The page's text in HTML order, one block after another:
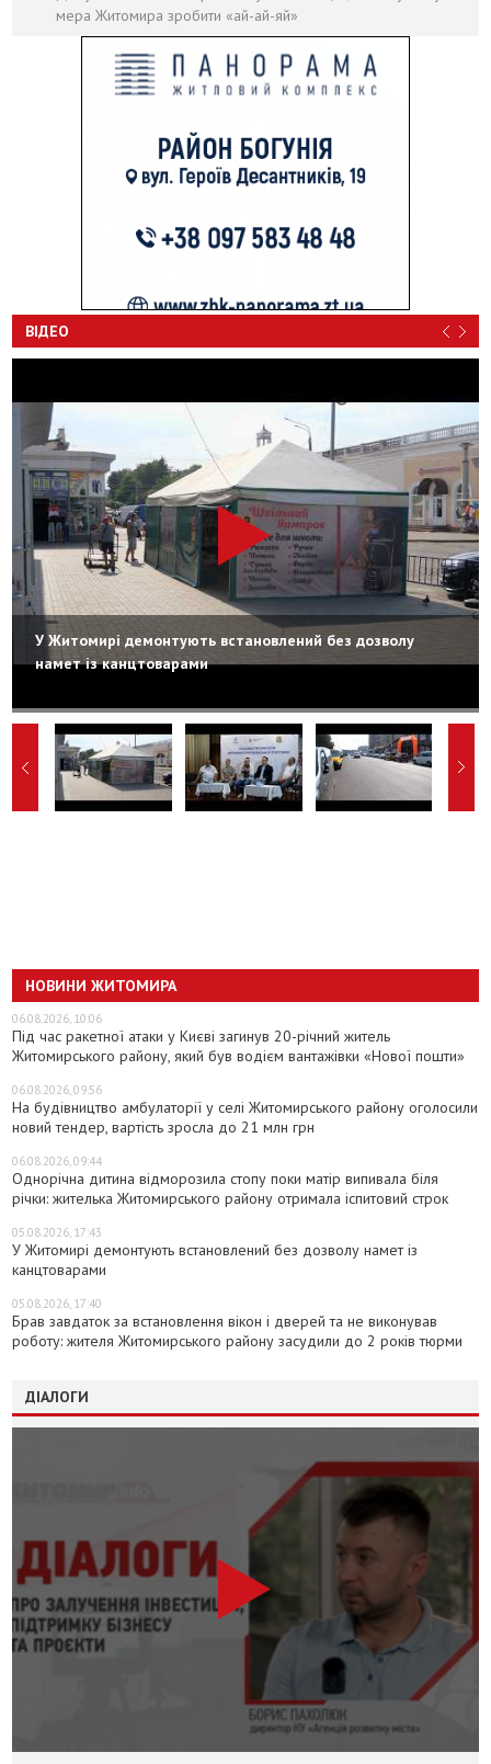
мера Житомира зробити «ай-ай-яй»
ВІДЕО
У Житомирі демонтують встановлений без дозволу
намет із канцтоварами
НОВИНИ ЖИТОМИРА
06.08.2026, 10:06
Під час ракетної атаки у Києві загинув 20-річний житель
Житомирського району, який був водієм вантажівки «Нової пошти»
06.08.2026, 09:56
На будівництво амбулаторії у селі Житомирського району оголосили
новий тендер, вартість зросла до 21 млн грн
06.08.2026, 09:44
Однорічна дитина відморозила стопу поки матір випивала біля
річки: жителька Житомирського району отримала іспитовий строк
05.08.2026, 17:43
У Житомирі демонтують встановлений без дозволу намет із
канцтоварами
05.08.2026, 17:40
Брав завдаток за встановлення вікон і дверей та не виконував
роботу: жителя Житомирського району засудили до 2 років тюрми
ДІАЛОГИ